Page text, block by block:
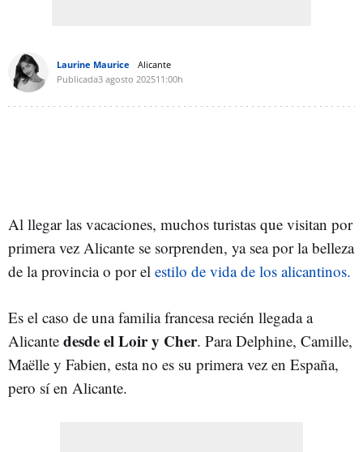
Laurine Maurice
Alicante
Publicada3 agosto 202511:00h
Al llegar las vacaciones, muchos turistas que visitan por
primera vez Alicante se sorprenden, ya sea por la belleza
de la provincia o por el estilo de vida de los alicantinos.
Es el caso de una familia francesa recién llegada a
Alicante desde el Loir y Cher. Para Delphine, Camille,
Maëlle y Fabien, esta no es su primera vez en España,
pero sí en Alicante.